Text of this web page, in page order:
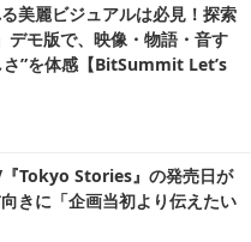
美麗ビジュアルは必見！探索
モ版で、映像・物語・音す
さ”を体感【BitSummit Let’s
Tokyo Stories』の発売日が
きに「企画当初より伝えたい